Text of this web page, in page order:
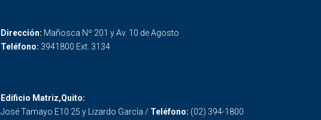
Dirección: Mañosca Nº 201 y Av. 10 de Agosto
Teléfono: 3941800 Ext. 3134
Edificio Matriz,Quito:
José Tamayo E10 25 y Lizardo García / Teléfono: (02) 394-1800